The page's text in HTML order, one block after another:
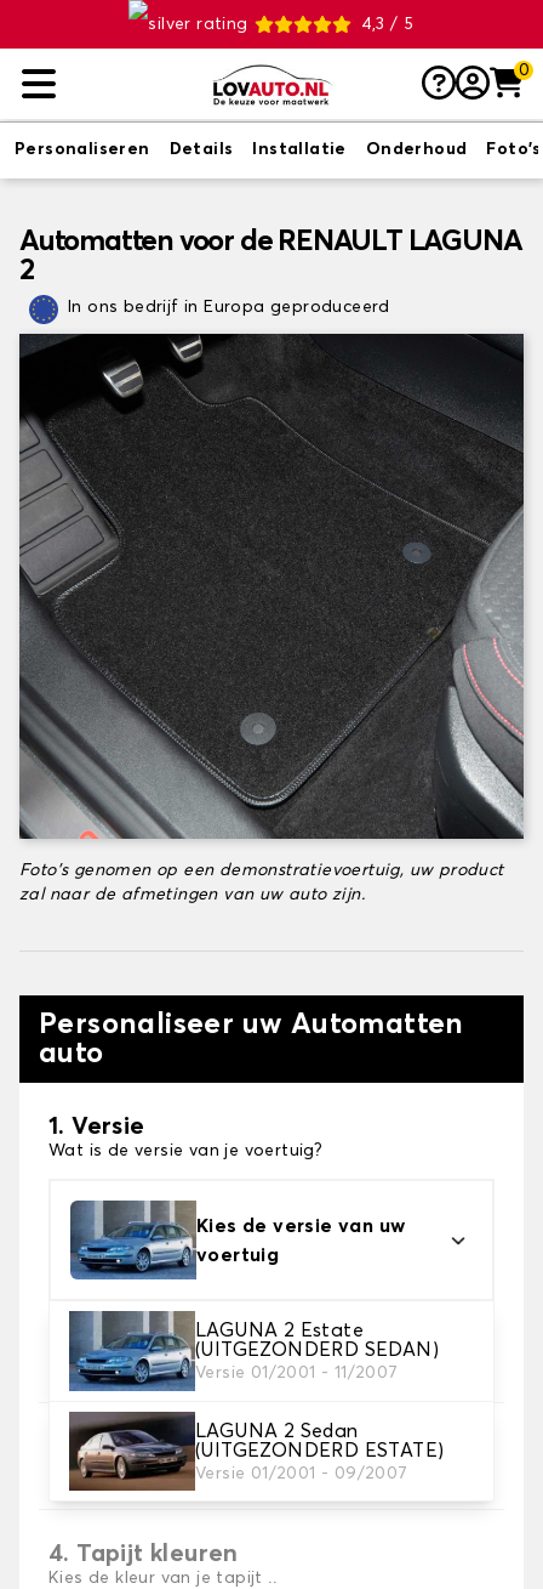
4,3 / 5
0
Personaliseren Details Installatie Onderhoud Foto's
Automatten voor de RENAULT LAGUNA
2
In ons bedrijf in Europa geproduceerd
Foto's genomen op een demonstratievoertuig, uw product
zal naar de afmetingen van uw auto zijn.
Personaliseer uw Automatten
auto
1. Versie
Wat is de versie van je voertuig?
Kies de versie van uw
voertuig
LAGUNA 2 Estate
(UITGEZONDERD SEDAN)
Versie 01/2001 - 11/2007
LAGUNA 2 Sedan
(UITGEZONDERD ESTATE)
Versie 01/2001 - 09/2007
2. Materiaal
Kies het materiaal van uw automatten
3. Aantal matten
Selecteer het aantal automatten dat je nodig hebt.
4. Tapijt kleuren
Kies de kleur van je tapijt ..